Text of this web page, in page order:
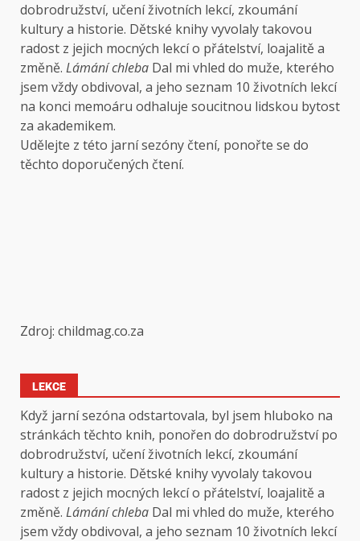
dobrodružství, učení životních lekcí, zkoumání
kultury a historie. Dětské knihy vyvolaly takovou
radost z jejich mocných lekcí o přátelství, loajalitě a
změně. Lámání chleba Dal mi vhled do muže, kterého
jsem vždy obdivoval, a jeho seznam 10 životních lekcí
na konci memoáru odhaluje soucitnou lidskou bytost
za akademikem.
Udělejte z této jarní sezóny čtení, ponořte se do
těchto doporučených čtení.
Zdroj: childmag.co.za
LEKCE
Když jarní sezóna odstartovala, byl jsem hluboko na
stránkách těchto knih, ponořen do dobrodružství po
dobrodružství, učení životních lekcí, zkoumání
kultury a historie. Dětské knihy vyvolaly takovou
radost z jejich mocných lekcí o přátelství, loajalitě a
změně. Lámání chleba Dal mi vhled do muže, kterého
jsem vždy obdivoval, a jeho seznam 10 životních lekcí